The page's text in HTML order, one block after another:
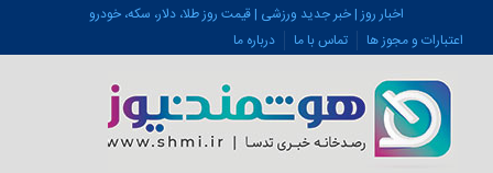
اخبار روز | خبر جدید ورزشی | قیمت روز طلا، دلار، سکه، خودرو
اعتبارات و مجوز ها
تماس با ما درباره ما